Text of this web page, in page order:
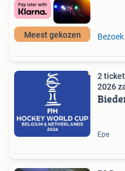
Meest gekozen
2
2026
Epe